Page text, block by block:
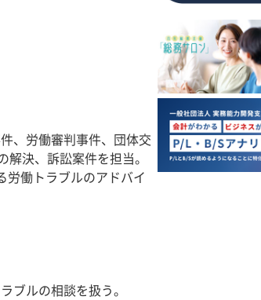
、労働審判事件、団体交
決、訴訟案件を担当。
労働トラブルのアドバイ
ブルの相談を扱う。